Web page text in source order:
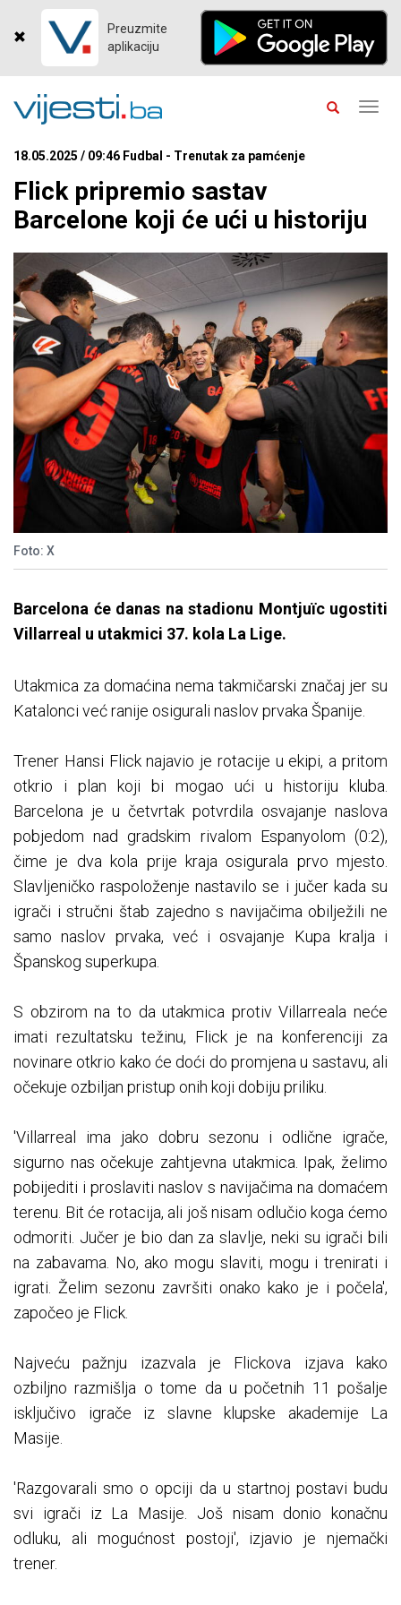
Preuzmite
aplikaciju
18.05.2025 / 09:46 Fudbal - Trenutak za pamćenje
Flick pripremio sastav
Barcelone koji će ući u historiju
Foto: X
Barcelona će danas na stadionu Montjuïc ugostiti
Villarreal u utakmici 37. kola La Lige.
Utakmica za domaćina nema takmičarski značaj jer su
Katalonci već ranije osigurali naslov prvaka Španije.
Trener Hansi Flick najavio je rotacije u ekipi, a pritom
otkrio i plan koji bi mogao ući u historiju kluba.
Barcelona je u četvrtak potvrdila osvajanje naslova
pobjedom nad gradskim rivalom Espanyolom (0:2),
čime je dva kola prije kraja osigurala prvo mjesto.
Slavljeničko raspoloženje nastavilo se i jučer kada su
igrači i stručni štab zajedno s navijačima obilježili ne
samo naslov prvaka, već i osvajanje Kupa kralja i
Španskog superkupa.
S obzirom na to da utakmica protiv Villarreala neće
imati rezultatsku težinu, Flick je na konferenciji za
novinare otkrio kako će doći do promjena u sastavu, ali
očekuje ozbiljan pristup onih koji dobiju priliku.
'Villarreal ima jako dobru sezonu i odlične igrače,
sigurno nas očekuje zahtjevna utakmica. Ipak, želimo
pobijediti i proslaviti naslov s navijačima na domaćem
terenu. Bit će rotacija, ali još nisam odlučio koga ćemo
odmoriti. Jučer je bio dan za slavlje, neki su igrači bili
na zabavama. No, ako mogu slaviti, mogu i trenirati i
igrati. Želim sezonu završiti onako kako je i počela',
započeo je Flick.
Najveću pažnju izazvala je Flickova izjava kako
ozbiljno razmišlja o tome da u početnih 11 pošalje
isključivo igrače iz slavne klupske akademije La
Masije.
'Razgovarali smo o opciji da u startnoj postavi budu
svi igrači iz La Masije. Još nisam donio konačnu
odluku, ali mogućnost postoji', izjavio je njemački
trener.